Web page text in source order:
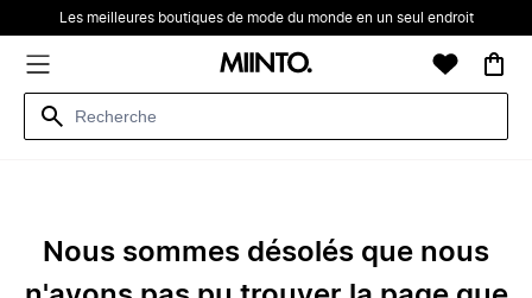
Les meilleures boutiques de mode du monde en un seul endroit
Nous sommes désolés que nous